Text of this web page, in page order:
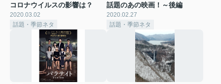
コロナウイルスの影響は？
2020.03.02
話題・季節ネタ
話題のあの映画！～後編
2020.02.27
話題・季節ネタ